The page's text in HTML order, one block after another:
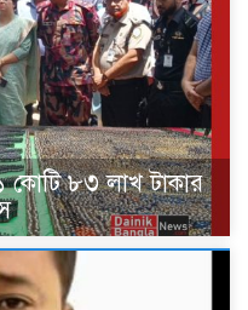
কোটি ৮৩ লাখ টাকার